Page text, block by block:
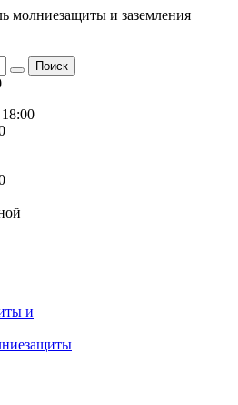
молниезащиты и заземления
Поиск
и